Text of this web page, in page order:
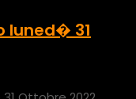
luned� 31